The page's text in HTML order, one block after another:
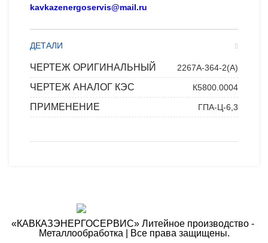
kavkazenergoservis@mail.ru
ДЕТАЛИ
ЧЕРТЕЖ ОРИГИНАЛЬНЫЙ 2267А-364-2(А)
ЧЕРТЕЖ АНАЛОГ КЭС К5800.0004
ПРИМЕНЕНИЕ ГПА-Ц-6,3
«КАВКАЗЭНЕРГОСЕРВИС» ​Литейное производство - ​
Металлообработка | Все права защищены.